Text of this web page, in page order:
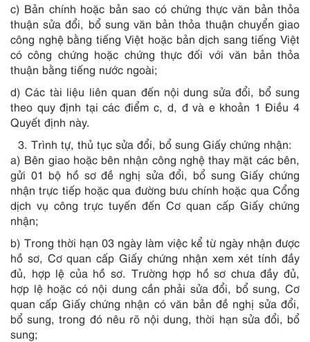
c) Bản chính hoặc bản sao có chứng thực văn bản thỏa
thuận sửa đổi, bổ sung văn bản thỏa thuận chuyển giao
công nghệ bằng tiếng Việt hoặc bản dịch sang tiếng Việt
có công chứng hoặc chứng thực đối với văn bản thỏa
thuận bằng tiếng nước ngoài;
d) Các tài liệu liên quan đến nội dung sửa đổi, bổ sung
theo quy định tại các điểm c, d, đ và e khoản 1 Điều 4
Quyết định này.
Trình tự, thủ tục sửa đổi, bổ sung Giấy chứng nhận:
a) Bên giao hoặc bên nhận công nghệ thay mặt các bên,
gửi 01 bộ hồ sơ đề nghị sửa đổi, bổ sung Giấy chứng
nhận trực tiếp hoặc qua đường bưu chính hoặc qua Cổng
dịch vụ công trực tuyến đến Cơ quan cấp Giấy chứng
nhận;
b) Trong thời hạn 03 ngày làm việc kể từ ngày nhận được
hồ sơ, Cơ quan cấp Giấy chứng nhận xem xét tính đầy
đủ, hợp lệ của hồ sơ. Trường hợp hồ sơ chưa đầy đủ,
hợp lệ hoặc có nội dung cần phải sửa đổi, bổ sung, Cơ
quan cấp Giấy chứng nhận có văn bản đề nghị sửa đổi,
bổ sung, trong đó nêu rõ nội dung, thời hạn sửa đổi, bổ
sung;